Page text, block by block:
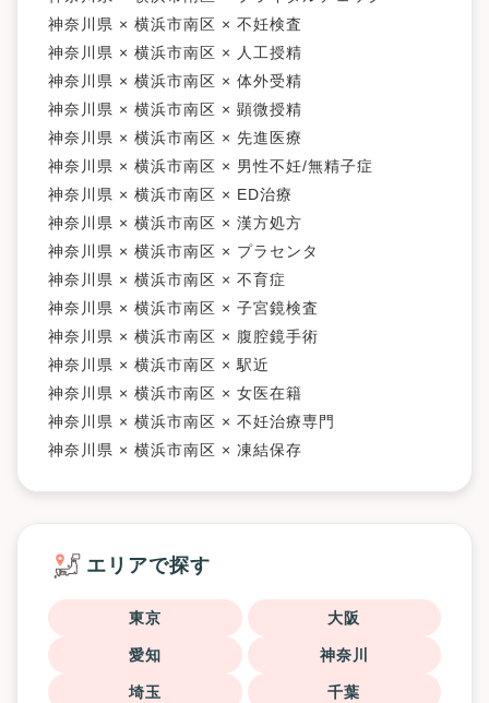
神奈川県 × 横浜市南区 × 不妊検査
神奈川県 × 横浜市南区 × 人工授精
神奈川県 × 横浜市南区 × 体外受精
神奈川県 × 横浜市南区 × 顕微授精
神奈川県 × 横浜市南区 × 先進医療
神奈川県 × 横浜市南区 × 男性不妊/無精子症
神奈川県 × 横浜市南区 × ED治療
神奈川県 × 横浜市南区 × 漢方処方
神奈川県 × 横浜市南区 × プラセンタ
神奈川県 × 横浜市南区 × 不育症
神奈川県 × 横浜市南区 × 子宮鏡検査
神奈川県 × 横浜市南区 × 腹腔鏡手術
神奈川県 × 横浜市南区 × 駅近
神奈川県 × 横浜市南区 × 女医在籍
神奈川県 × 横浜市南区 × 不妊治療専門
神奈川県 × 横浜市南区 × 凍結保存
エリアで探す
東京 大阪
愛知 神奈川
埼玉 千葉